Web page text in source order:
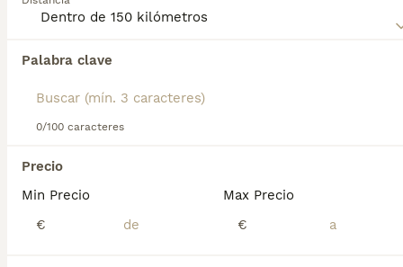
Palabra clave
0/100 caracteres
Precio
Min Precio
€
Max Precio
€
para obtener información sobre esta raza de perro.
Encontramos 0 Akita Inu Perros en adopcion
Si deseas exactamente esta búsqueda guarda tu
búsqueda y espera el resultado perfecto:
Preguntas frecuentes